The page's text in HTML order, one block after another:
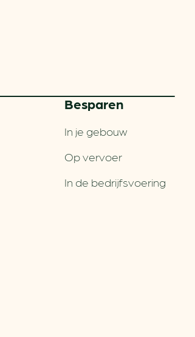
Besparen
In je gebouw
Op vervoer
In de bedrijfsvoering